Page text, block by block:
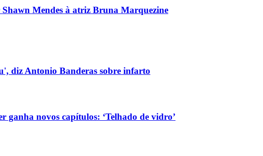
Mendes à atriz Bruna Marquezine
diz Antonio Banderas sobre infarto
novos capítulos: ‘Telhado de vidro’